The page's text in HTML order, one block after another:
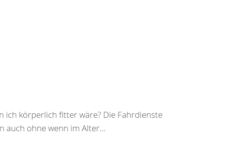
ich körperlich fitter wäre? Die Fahrdienste
auch ohne wenn im Alter...